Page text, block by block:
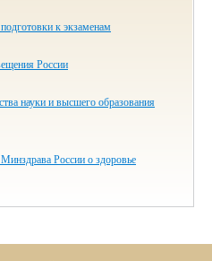
к экзаменам
России
науки и высшего образования
России о здоровье